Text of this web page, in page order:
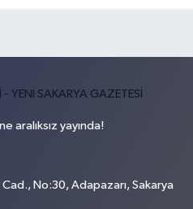
aralıksız yayında!
No:30, Adapazarı, Sakarya